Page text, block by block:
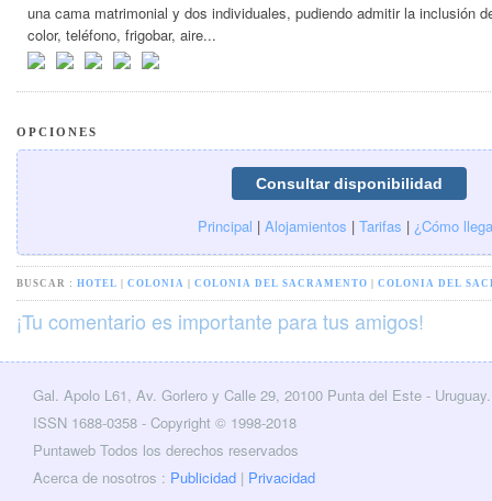
una cama matrimonial y dos individuales, pudiendo admitir la inclusión
color, teléfono, frigobar, aire...
OPCIONES
Principal | Alojamientos | Tarifas | ¿Cómo
BUSCAR : HOTEL COLONIA COLONIA DEL SACRAMENTO COLONIA DEL
¡Tu comentario es importante para tus amigos!
Gal. Apolo L61, Av. Gorlero y Calle 29, 20100 Punta del Este - Uruguay.
ISSN 1688-0358 - Copyright © 1998-2018
Puntaweb Todos los derechos reservados
Acerca de nosotros : Publicidad | Privacidad
Twitter